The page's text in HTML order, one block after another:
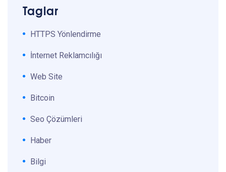
Taglar
HTTPS Yönlendirme
İnternet Reklamcılığı
Web Site
Bitcoin
Seo Çözümleri
Haber
Bilgi